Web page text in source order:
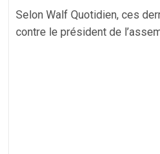
Selon Walf Quotidien, ces
contre le président de